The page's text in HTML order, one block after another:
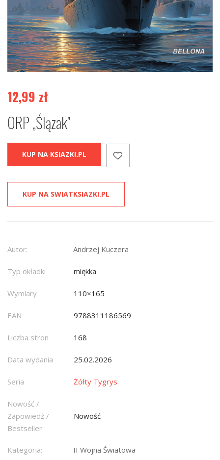
12,99 zł
ORP „Ślązak”
KUP NA KSIAZKI.PL
KUP NA SWIATKSIAZKI.PL
Autor: Andrzej Kuczera
Typ okładki miękka
Wymiary 110×165
EAN 9788311186569
Liczba stron 168
Data wydania 25.02.2026
Seria Żółty Tygrys
Nowość /
Zapowiedź /
Bestseller
Nowość
Kategoria: II Wojna Światowa